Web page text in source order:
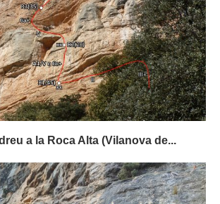
a la Roca Alta (Vilanova de...